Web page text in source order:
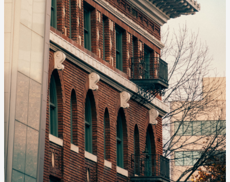
院
(DigiPen
Institute
Technology)